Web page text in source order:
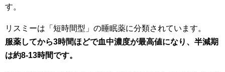
す。
リスミーは「短時間型」の睡眠薬に分類されています。
服薬してから3時間ほどで血中濃度が最高値になり、半減期
は約8-13時間です。